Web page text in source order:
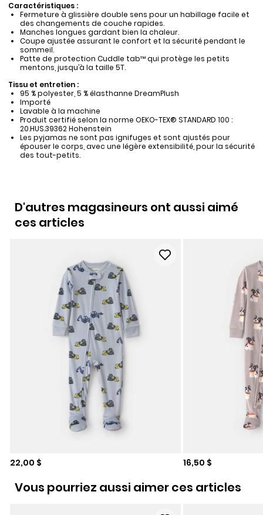
Caractéristiques :
Fermeture à glissière double sens pour un habillage facile et
des changements de couche rapides.
Manches longues gardant bien la chaleur.
Coupe ajustée assurant le confort et la sécurité pendant le
sommeil.
Patte de protection Cuddle tab™ qui protège les petits
mentons, jusqu’à la taille 5T.
Tissu et entretien :
95 % polyester, 5 % élasthanne DreamPlush
Importé
Lavable à la machine
Produit certifié selon la norme OEKO-TEX® STANDARD 100 :
20.HUS.39362 Hohenstein
Les pyjamas ne sont pas ignifuges et sont ajustés pour
épouser le corps, avec une légère extensibilité, pour la sécurité
des tout-petits.
D'autres magasineurs ont aussi aimé
ces articles
Prix de solde
22,00 $ Prix de solde
16,50 $
Vous pourriez aussi aimer ces articles